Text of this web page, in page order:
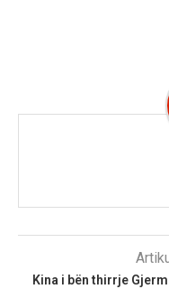
Kina i bën thirrje